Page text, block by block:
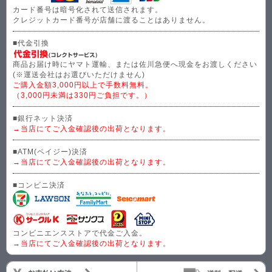
カード番号は暗号化されて送信されます。
クレジットカード番号が店舗に渡ることはありません。
■代金引換
商品お届け時にヤマト運輸、または佐川急便へ現金をお渡しください
(※運送会社はお選びいただけません)
ご購入金額3,000円以上で手数料無料。
（3,000円未満は330円ご負担です。）
■銀行ネット決済
→当店にてご入金確認後の出荷となります。
■ATM(ペイジー)決済
→当店にてご入金確認後の出荷となります。
■コンビニ決済
コンビニエンスストアで代金ご入金。
→当店にてご入金確認後の出荷となります。